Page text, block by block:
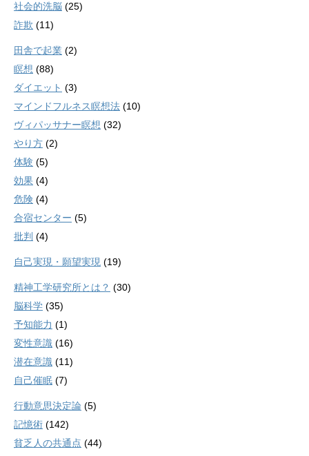
社会的洗脳 (25)
詐欺 (11)
田舎で起業 (2)
瞑想 (88)
ダイエット (3)
マインドフルネス瞑想法 (10)
ヴィパッサナー瞑想 (32)
やり方 (2)
体験 (5)
効果 (4)
危険 (4)
合宿センター (5)
批判 (4)
自己実現・願望実現 (19)
精神工学研究所とは？ (30)
脳科学 (35)
予知能力 (1)
変性意識 (16)
潜在意識 (11)
自己催眠 (7)
行動意思決定論 (5)
記憶術 (142)
貧乏人の共通点 (44)